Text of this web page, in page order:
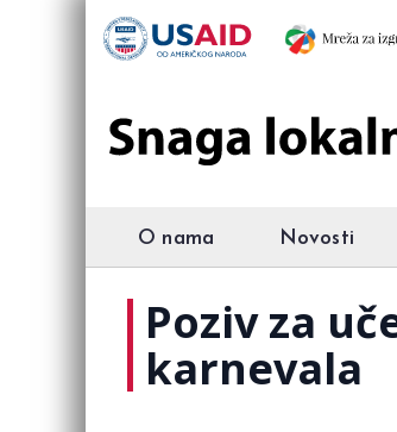
O nama Novosti
Poziv za
karnevala